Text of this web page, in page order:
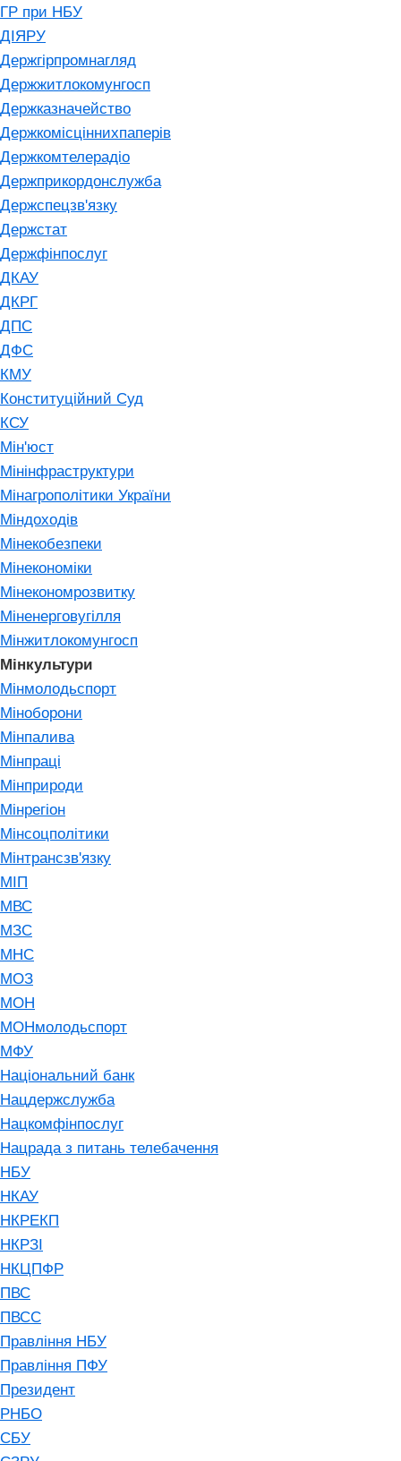
ГР при НБУ
ДІЯРУ
Держгірпромнагляд
Держжитлокомунгосп
Держказначейство
Держкомісціннихпаперів
Держкомтелерадіо
Держприкордонслужба
Держспецзв'язку
Держстат
Держфінпослуг
ДКАУ
ДКРГ
ДПС
ДФС
КМУ
Конституційний Суд
КСУ
Мін'юст
Мінінфраструктури
Мінагрополітики України
Міндоходів
Мінекобезпеки
Мінекономіки
Мінекономрозвитку
Міненерговугілля
Мінжитлокомунгосп
Мінкультури
Мінмолодьспорт
Міноборони
Мінпалива
Мінпраці
Мінприроди
Мінрегіон
Мінсоцполітики
Мінтрансзв'язку
МІП
МВС
МЗС
МНС
МОЗ
МОН
МОНмолодьспорт
МФУ
Національний банк
Нацдержслужба
Нацкомфінпослуг
Нацрада з питань телебачення
НБУ
НКАУ
НКРЕКП
НКРЗІ
НКЦПФР
ПВС
ПВСС
Правління НБУ
Правління ПФУ
Президент
РНБО
СБУ